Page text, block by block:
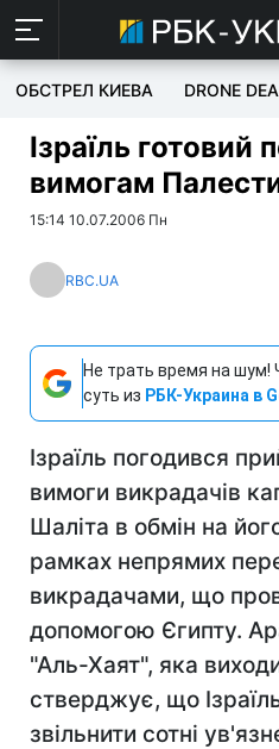
ОБСТРЕЛ КИЕВА DRONE
Ізраїль готовий
вимогам
15:14 10.07.2006 Пн
RBC.UA
Не трать время на шум!
суть из РБК-Украина в
Ізраїль погодився
вимоги викрадачів
Шаліта в обмін на
рамках непрямих
викрадачами, що
допомогою Єгипту.
"Аль-Хаят", яка
стверджує, що
звільнити сотні